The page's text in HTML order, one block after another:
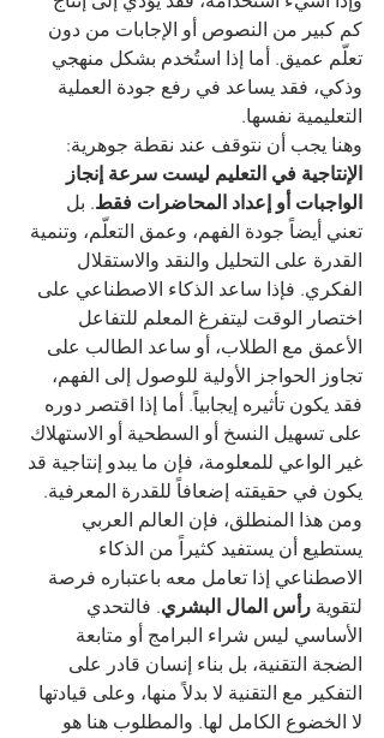
كم كبير من النصوص أو الإجابات من دون
تعلّم عميق. أما إذا استُخدم بشكل منهجي
وذكي، فقد يساعد في رفع جودة العملية
التعليمية نفسها.
وهنا يجب أن نتوقف عند نقطة جوهرية:
الإنتاجية في التعليم ليست سرعة إنجاز
الواجبات أو إعداد المحاضرات فقط. بل
تعني أيضاً جودة الفهم، وعمق التعلّم، وتنمية
القدرة على التحليل والنقد والاستقلال
الفكري. فإذا ساعد الذكاء الاصطناعي على
اختصار الوقت ليتفرغ المعلم للتفاعل
الأعمق مع الطلاب، أو ساعد الطالب على
تجاوز الحواجز الأولية للوصول إلى الفهم،
فقد يكون تأثيره إيجابياً. أما إذا اقتصر دوره
على تسهيل النسخ أو السطحية أو الاستهلاك
غير الواعي للمعلومة، فإن ما يبدو إنتاجية قد
يكون في حقيقته إضعافاً للقدرة المعرفية.
ومن هذا المنطلق، فإن العالم العربي
يستطيع أن يستفيد كثيراً من الذكاء
الاصطناعي إذا تعامل معه باعتباره فرصة
لتقوية رأس المال البشري. فالتحدي
الأساسي ليس شراء البرامج أو متابعة
الضجة التقنية، بل بناء إنسان قادر على
التفكير مع التقنية لا بدلاً منها، وعلى قيادتها
لا الخضوع الكامل لها. والمطلوب هنا هو